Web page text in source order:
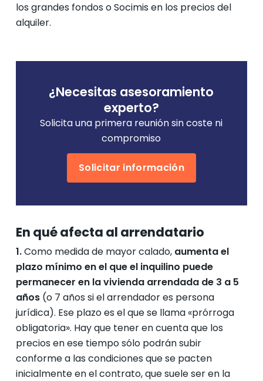
los grandes fondos o Socimis en los precios del
alquiler.
¿Necesitas asesoramiento
experto?
Solicita una primera reunión sin coste ni
compromiso
Solicitar información
En qué afecta al arrendatario
1.Como medida de mayor calado, aumenta el
plazo mínimo en el que el inquilino puede
permanecer en la vivienda arrendada de 3 a 5
años(o 7 años si el arrendador es persona
jurídica). Ese plazo es el que se llama «prórroga
obligatoria». Hay que tener en cuenta que los
precios en ese tiempo sólo podrán subir
conforme a las condiciones que se pacten
inicialmente en el contrato, que suele ser en la